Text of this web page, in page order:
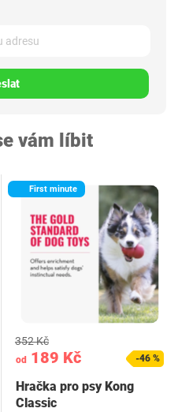
vám líbit
First minute
od 189 Kč
352 Kč
-46 %
Hračka pro psy Kong
Classic